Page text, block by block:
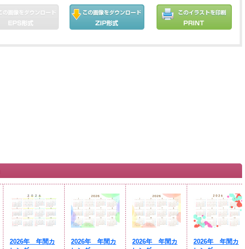
2026年 年間カ
2026年 年間カ
2026年 年間カ
2026年 年間カ